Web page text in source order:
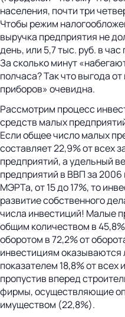
населения, почти три
Чтобы режим
выручка предприятия не
день, или 5,7 тыс. руб. в
За сколько минут
полчаса? Так что выгода
приборов» очевидна.
Рассмотрим процесс
средств малых
Если общее число малых
составляет 22,9% от всех
предприятий, а удельный
предприятий в ВВП за 2006
МЭРТа, от 15 до 17%, то
развитие собственного
числа инвестиций! Малые
общим количеством в
оборотом в 72,2% от
инвестициям оказываются
показателем 18,8% от
пропустив вперед
фирмы, осуществляющие
имуществом (22,8%).